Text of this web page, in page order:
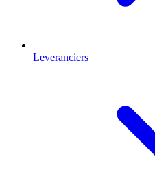
Leveranciers